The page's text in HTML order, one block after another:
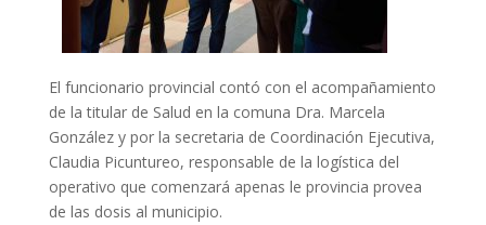
El funcionario provincial contó con el acompañamiento
de la titular de Salud en la comuna Dra. Marcela
González y por la secretaria de Coordinación Ejecutiva,
Claudia Picuntureo, responsable de la logística del
operativo que comenzará apenas le provincia provea
de las dosis al municipio.